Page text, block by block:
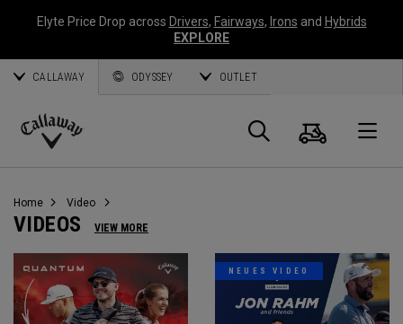
Elyte Price Drop across Drivers, Fairways, Irons and Hybrids
EXPLORE
CALLAWAY ODYSSEY OUTLET
Callaway
Suche
Home Video
VIDEOS VIEW MORE
NEUES VIDEO